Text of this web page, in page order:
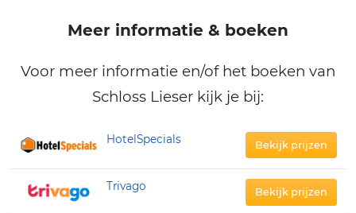
Meer informatie & boeken
Voor meer informatie en/of het boeken van
Schloss Lieser kijk je bij:
HotelSpecials Bekijk prijzen
Trivago Bekijk prijzen